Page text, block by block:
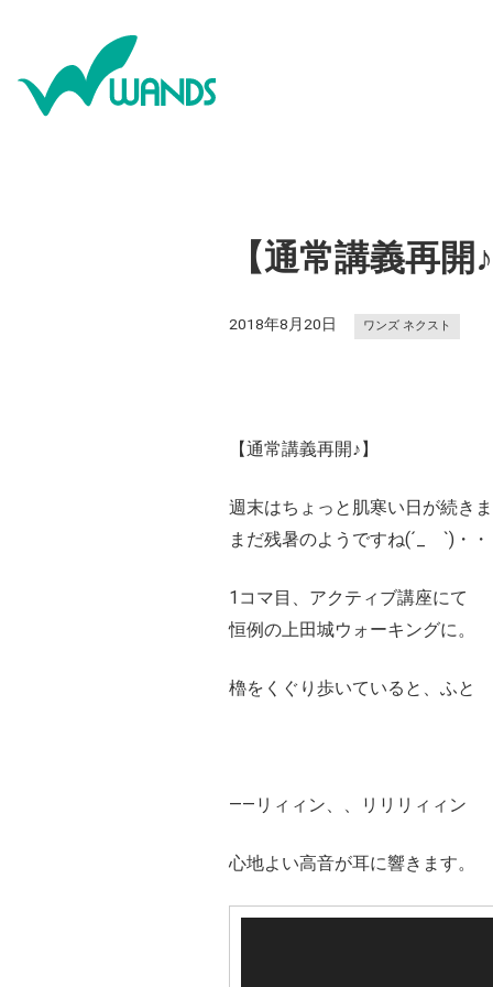
【通常講義再開♪
2018年8月20日 ワンズ ネクスト
【通常講義再開♪】
週末はちょっと肌寒い日が続き
まだ残暑のようですね(´_ゝ`) ・・
1コマ目、アクティブ講座にて
恒例の上田城ウォーキングに。
櫓をくぐり歩いていると、ふと
――リィィン、、リリリィィン
心地よい高音が耳に響きます。